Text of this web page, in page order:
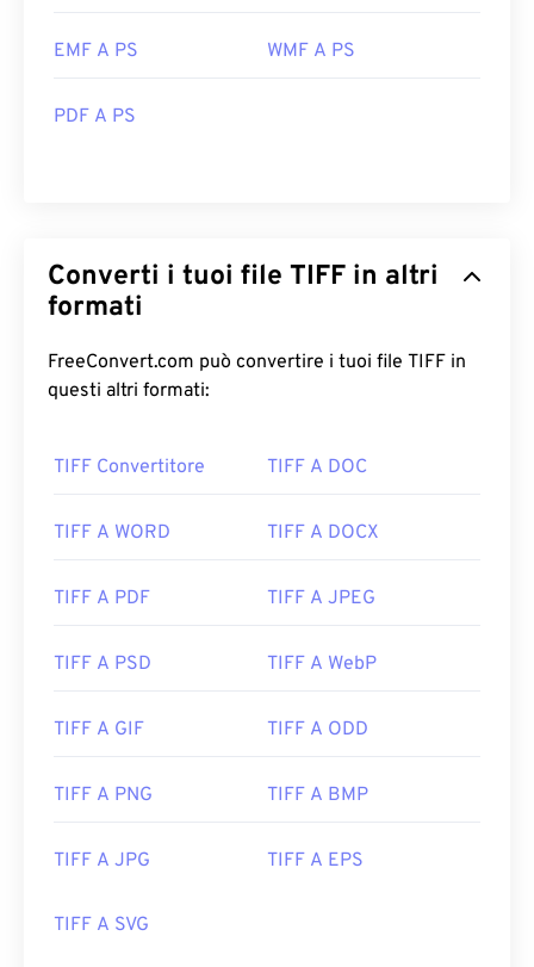
EMF A PS WMF A PS
PDF A PS
Converti i tuoi file TIFF in altri
formati
FreeConvert.com può convertire i tuoi file TIFF in
questi altri formati:
TIFF Convertitore TIFF A DOC
TIFF A WORD TIFF A DOCX
TIFF A PDF TIFF A JPEG
TIFF A PSD TIFF A WebP
TIFF A GIF TIFF A ODD
TIFF A PNG TIFF A BMP
TIFF A JPG TIFF A EPS
TIFF A SVG